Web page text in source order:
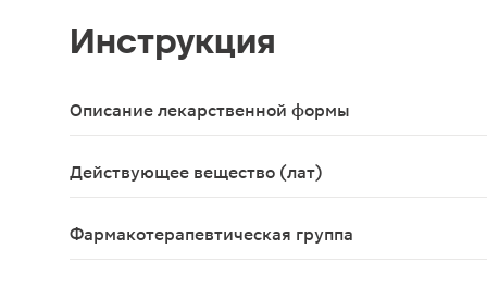
Инструкция
Описание лекарственной формы
Таблетки, покрытые пленочной оболочкой
Действующее вещество (лат)
Фармакотерапевтическая группа